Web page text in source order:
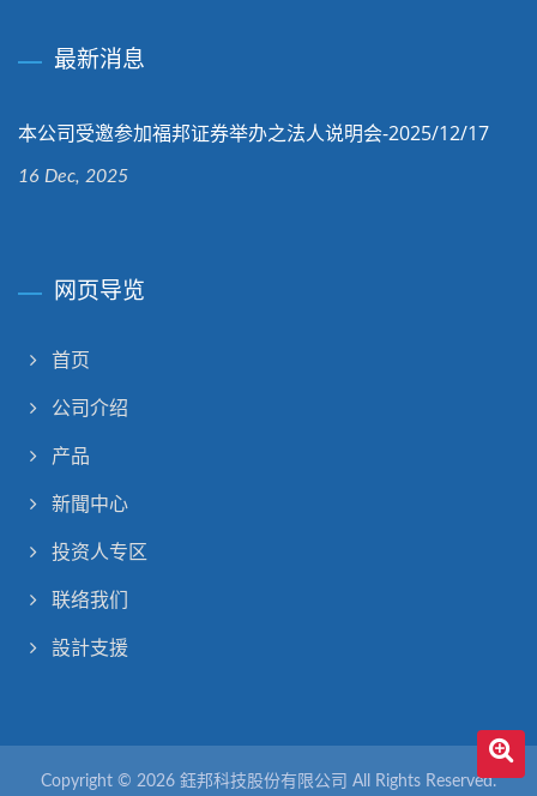
最新消息
本公司受邀参加福邦证券举办之法人说明会-2025/12/17
16 Dec, 2025
网页导览
首页
公司介绍
产品
新聞中心
投资人专区
联络我们
設計支援
Copyright © 2026 鈺邦科技股份有限公司 All Rights Reserved.